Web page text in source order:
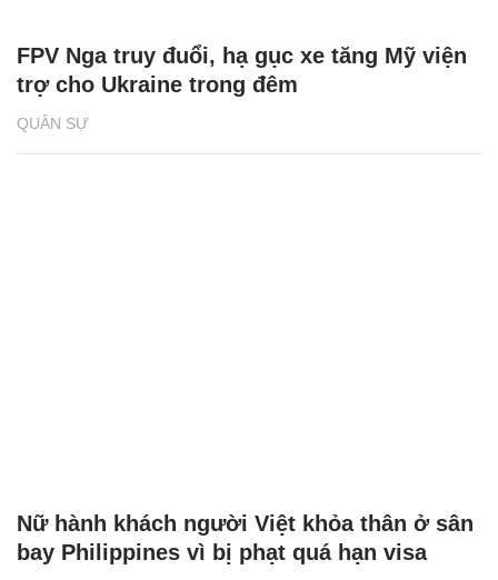
QUÂN SỰ
FPV Nga truy đuổi, hạ gục xe tăng Mỹ viện
trợ cho Ukraine trong đêm
Nữ hành khách người Việt khỏa thân ở sân
bay Philippines vì bị phạt quá hạn visa